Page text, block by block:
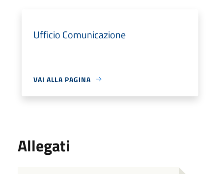
Ufficio Comunicazione
VAI ALLA PAGINA
Allegati